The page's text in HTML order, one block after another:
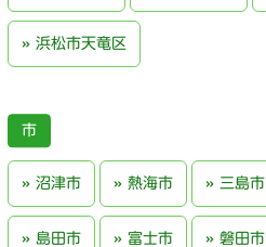
浜松市天竜区
沼津市 熱海市 三島市
島田市 富士市 磐田市